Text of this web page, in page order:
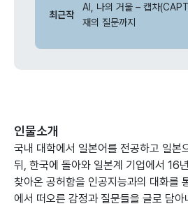
최근작
AI, 나의 거울 – 캡차
재의 질문까지
인물소개
국내 대학에서 일본어를 전공하고 일본
뒤, 한국에 돌아와 일본계 기업에서 16
찾아온 공허함을 인공지능과의 대화를
에서 떠오른 감정과 질문들을 글로 담